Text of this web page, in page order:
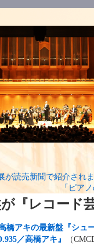
が読売新聞で紹介され
「ピア
『レコード
橋アキの最新盤『シュ
／高橋アキ』
（